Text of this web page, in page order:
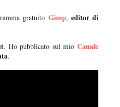
gratuito Gimp, editor di
. Ho pubblicato sul mioCanale
.